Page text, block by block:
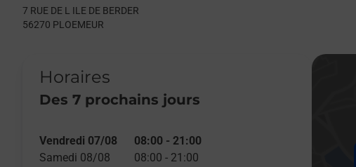
7 RUE DE L ILE DE BERDER
56270 PLOEMEUR
Horaires
Des 7 prochains jours
Vendredi 07/08 08:00 - 21:00
Samedi 08/08
08:00 - 21:00